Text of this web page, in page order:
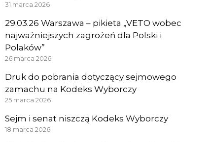
31 marca 2026
29.03.26 Warszawa – pikieta „VETO wobec
najważniejszych zagrożeń dla Polski i
Polaków”
26 marca 2026
Druk do pobrania dotyczący sejmowego
zamachu na Kodeks Wyborczy
25 marca 2026
Sejm i senat niszczą Kodeks Wyborczy
18 marca 2026